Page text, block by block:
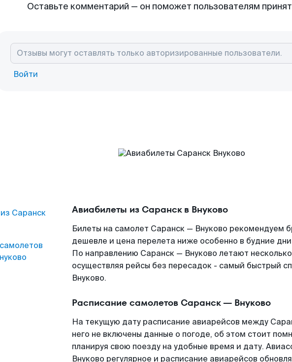
Оставьте комментарий — он поможет пользователям
Войти
Саранск
Авиабилеты из Саранск в Внуково
Билеты на самолет Саранск — Внуково рекомендуем
дешевле и цена перелета ниже особенно в будние
По направлению Саранск — Внуково летают
осуществляя рейсы без пересадок - самый быстрый
Внуково.
Расписание самолетов Саранск — Внуково
На текущую дату расписание авиарейсов между
него не включены данные о погоде, об этом стоит
планируя свою поезду на удобные время и дату.
Внуково регулярное и расписание авиарейсов